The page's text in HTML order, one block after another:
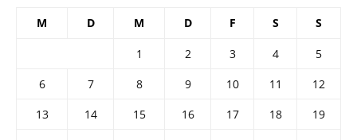
M D M D F S S
1 2 3 4
5
6
7 8 9 10 11
12
13
14 15 16 17 18
19